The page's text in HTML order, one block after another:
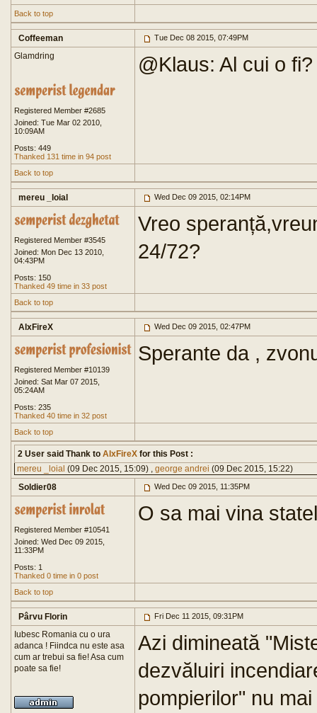
Back to top
Coffeeman Tue Dec 08 2015, 07:49PM
Glamdring
Registered Member #2685
Joined: Tue Mar 02 2010,
10:09AM
Posts: 449
Thanked 131 time in 94 post
@Klaus: Al cui o
Back to top
mereu _loial Wed Dec 09 2015, 02:14PM
Registered Member #3545
Joined: Mon Dec 13 2010,
04:43PM
Posts: 150
Thanked 49 time in 33 post
Vreo
24/72?
Back to top
AlxFireX Wed Dec 09 2015, 02:47PM
Registered Member #10139
Joined: Sat Mar 07 2015,
05:24AM
Posts: 235
Thanked 40 time in 32 post
Sperante da ,
Back to top
2 User said Thank to AlxFireX for this Post :
mereu _loial (09 Dec 2015, 15:09) , george andrei (09 Dec 2015, 15:22)
Soldier08
Wed Dec 09 2015, 11:35PM
Registered Member #10541
Joined: Wed Dec 09 2015,
11:33PM
Posts: 1
Thanked 0 time in 0 post
O sa mai vina
Back to top
Pârvu Florin Fri Dec 11 2015, 09:31PM
Iubesc Romania cu o ura
adanca ! Fiindca nu este asa
cum ar trebui sa fie! Asa cum
poate sa fie!
Azi dimineată
dezvăluiri
pompierilor" nu